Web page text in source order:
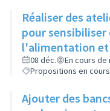
Réaliser des
pour sensibiliser
l'alimentation
08 déc.
En cours
Propositions en
Ajouter des